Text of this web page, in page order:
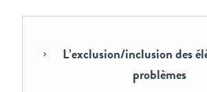
L’exclusion/inclusion des
problèmes